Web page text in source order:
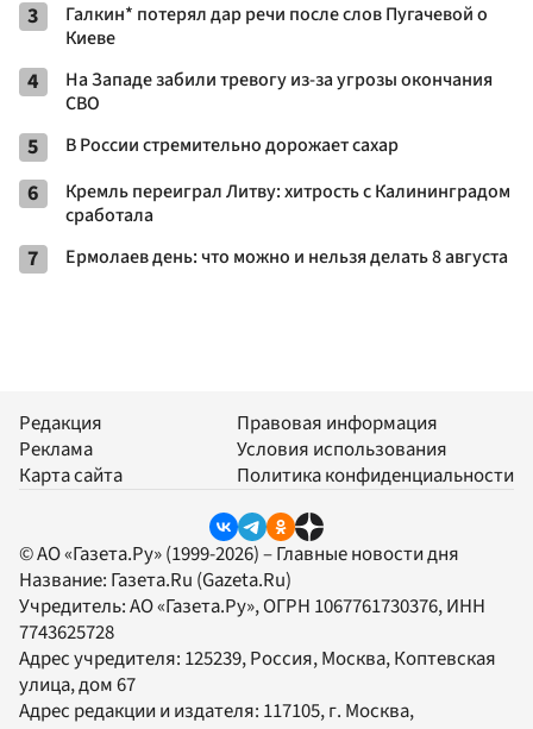
3
Галкин* потерял дар речи после слов Пугачевой о
Киеве
4
На Западе забили тревогу из-за угрозы окончания
СВО
5 В России стремительно дорожает сахар
6
Кремль переиграл Литву: хитрость с Калининградом
сработала
7 Ермолаев день: что можно и нельзя делать 8 августа
Редакция
Реклама
Карта сайта
Правовая информация
Условия использования
Политика конфиденциальности
© АО «Газета.Ру» (1999-2026) – Главные новости дня
Название: Газета.Ru (Gazeta.Ru)
Учредитель:АО «Газета.Ру», ОГРН 1067761730376, ИНН
7743625728
Адрес учредителя: 125239, Россия, Москва, Коптевская
улица, дом 67
Адрес редакции и издателя: 117105, г. Москва,